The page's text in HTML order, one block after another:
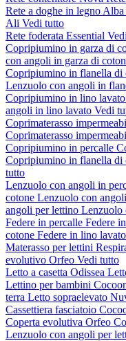
Rete a doghe in legno Alba
Ali Vedi tutto
Rete foderata Essential
Copripiumino in garza di
con angoli in garza di
Copripiumino in flanella di
Lenzuolo con angoli in
Copripiumino in lino lavato
angoli in lino lavato Vedi
Coprimaterasso
Coprimaterasso
Copripiumino in percalle
Copripiumino in flanella di
tutto
Lenzuolo con angoli in
cotone Lenzuolo con
angoli per lettino Lenzuolo
Federe in percalle Federe
cotone Federe in lino lavato
Materasso per lettini
evolutivo Orfeo Vedi tutto
Letto a casetta Odissea
Lettino per bambini
terra Letto sopraelevato
Cassettiera fasciatoio
Coperta evolutiva Orfeo
Lenzuolo con angoli per